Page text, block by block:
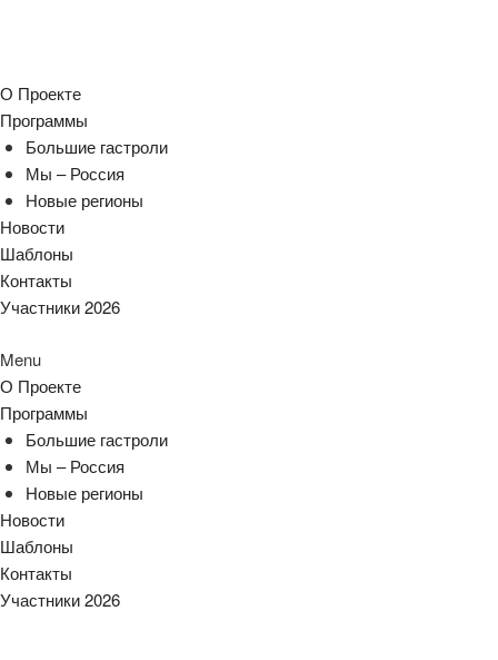
О Проекте
Программы
Большие гастроли
Мы – Россия
Новые регионы
Новости
Шаблоны
Контакты
Участники 2026
Menu
О Проекте
Программы
Большие гастроли
Мы – Россия
Новые регионы
Новости
Шаблоны
Контакты
Участники 2026